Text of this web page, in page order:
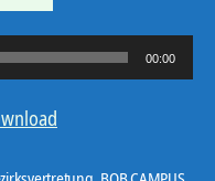
3“
00:00